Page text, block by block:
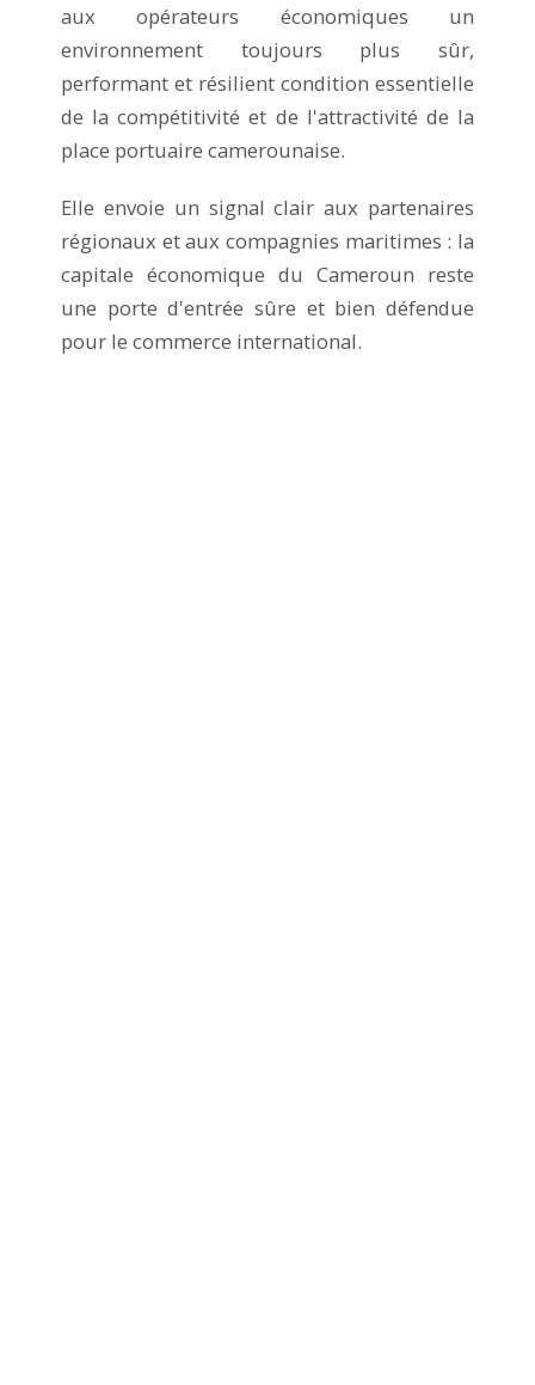
aux opérateurs économiques un
environnement toujours plus sûr,
performant et résilient condition essentielle
de la compétitivité et de l'attractivité de la
place portuaire camerounaise.
Elle envoie un signal clair aux partenaires
régionaux et aux compagnies maritimes : la
capitale économique du Cameroun reste
une porte d'entrée sûre et bien défendue
pour le commerce international.